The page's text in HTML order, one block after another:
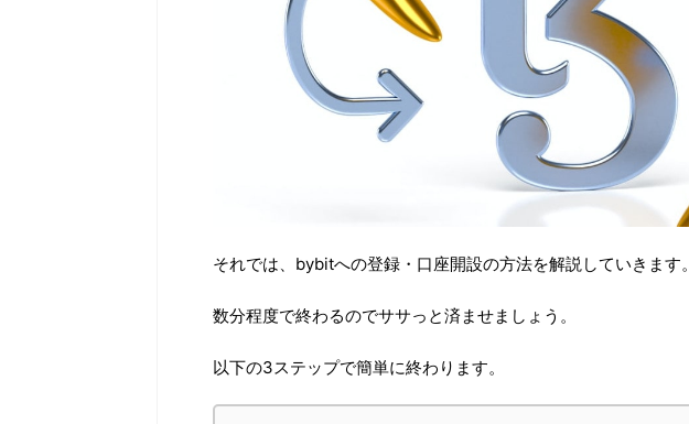
それでは、bybitへの登録・口座開設の方法を解説していきます。
数分程度で終わるのでササっと済ませましょう。
以下の3ステップで簡単に終わります。